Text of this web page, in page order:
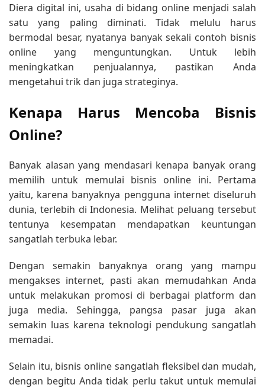
Diera digital ini, usaha di bidang online menjadi salah
satu yang paling diminati. Tidak melulu harus
bermodal besar, nyatanya banyak sekali contoh bisnis
online yang menguntungkan. Untuk lebih
meningkatkan penjualannya, pastikan Anda
mengetahui trik dan juga strateginya.
Kenapa Harus Mencoba Bisnis
Online?
Banyak alasan yang mendasari kenapa banyak orang
memilih untuk memulai bisnis online ini. Pertama
yaitu, karena banyaknya pengguna internet diseluruh
dunia, terlebih di Indonesia. Melihat peluang tersebut
tentunya kesempatan mendapatkan keuntungan
sangatlah terbuka lebar.
Dengan semakin banyaknya orang yang mampu
mengakses internet, pasti akan memudahkan Anda
untuk melakukan promosi di berbagai platform dan
juga media. Sehingga, pangsa pasar juga akan
semakin luas karena teknologi pendukung sangatlah
memadai.
Selain itu, bisnis online sangatlah fleksibel dan mudah,
dengan begitu Anda tidak perlu takut untuk memulai